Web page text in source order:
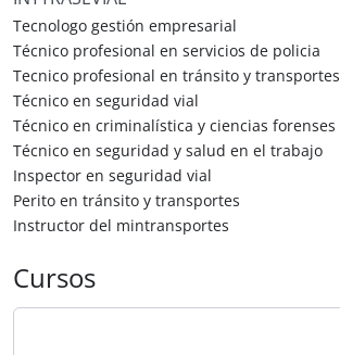
Tecnologo gestión empresarial
Técnico profesional en servicios de policia
Tecnico profesional en tránsito y transportes
Técnico en seguridad vial
Técnico en criminalística y ciencias forenses
Técnico en seguridad y salud en el trabajo
Inspector en seguridad vial
Perito en tránsito y transportes
Instructor del mintransportes
Cursos